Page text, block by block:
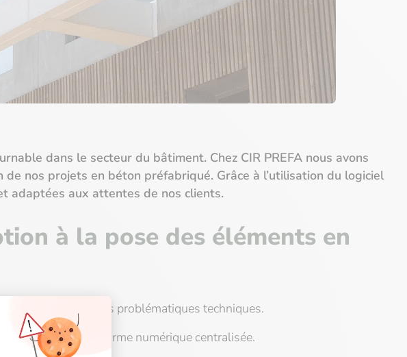
dans le secteur du bâtiment. Chez CIR PREFA nous avons
nos projets en béton préfabriqué. Grâce à l’utilisation du logiciel
adaptées aux attentes de nos clients.
à la pose des éléments en
les architectes les problématiques techniques.
grâce à une plateforme numérique centralisée.